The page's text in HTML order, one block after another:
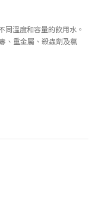
同溫度和容量的飲用水。
、重金屬、殺蟲劑及氯